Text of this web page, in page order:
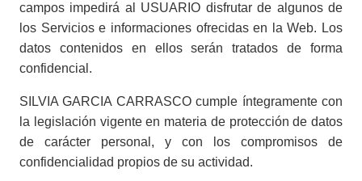
campos impedirá al USUARIO disfrutar de algunos de
los Servicios e informaciones ofrecidas en la Web. Los
datos contenidos en ellos serán tratados de forma
confidencial.
SILVIA GARCIA CARRASCO cumple íntegramente con
la legislación vigente en materia de protección de datos
de carácter personal, y con los compromisos de
confidencialidad propios de su actividad.